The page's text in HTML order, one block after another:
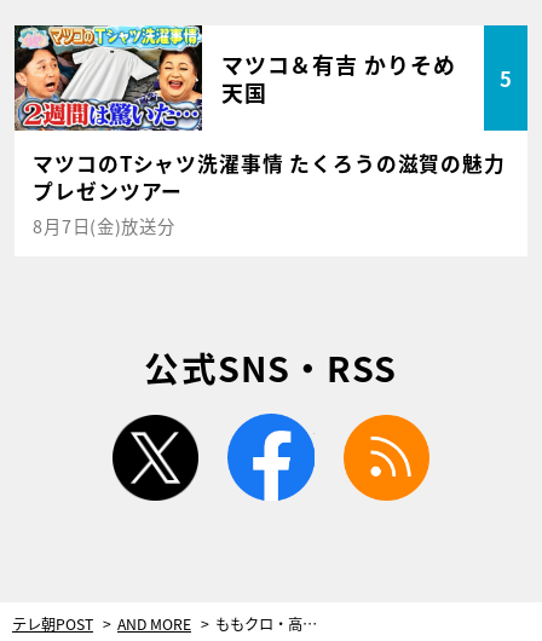
マツコ＆有吉 かりそめ
天国
5
マツコのTシャツ洗濯事情 たくろうの滋賀の魅力
プレゼンツアー
8月7日(金)放送分
公式SNS・RSS
twitter facebook
テレ朝POST AND MORE ももクロ・高城れに、苦手な絶叫マシーン挑戦でまさかの結末！「落ちたときに…」